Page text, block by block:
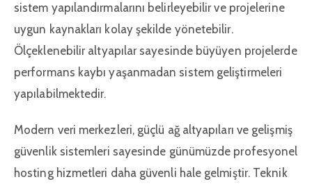
sistem yapılandırmalarını belirleyebilir ve projelerine
uygun kaynakları kolay şekilde yönetebilir.
Ölçeklenebilir altyapılar sayesinde büyüyen projelerde
performans kaybı yaşanmadan sistem geliştirmeleri
yapılabilmektedir.
Modern veri merkezleri, güçlü ağ altyapıları ve gelişmiş
güvenlik sistemleri sayesinde günümüzde profesyonel
hosting hizmetleri daha güvenli hale gelmiştir. Teknik